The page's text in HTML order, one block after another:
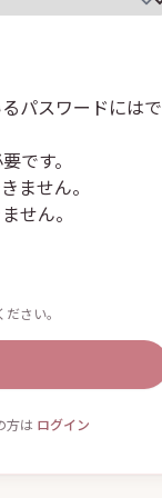
パスワードにはで
です。
ません。
せん。
さい。
方は ログイン